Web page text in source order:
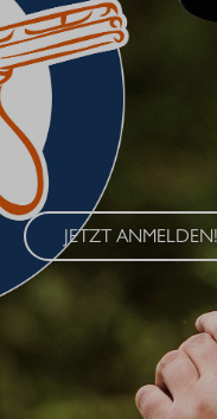
Erleben Sie den Blaser
Wettkämpfen im
renommierten
Blaser Cup bietet
Fähigkeiten im
JETZT ANMELDEN!